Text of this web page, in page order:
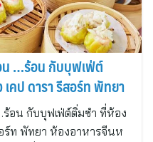
น …ร้อน กับบุฟเฟ่ต์
คป ดารา รีสอร์ท พัทยา
อน กับบุฟเฟ่ต์ติ่มซำ ที่ห้อง
ร์ท พัทยา ห้องอาหารจีนห